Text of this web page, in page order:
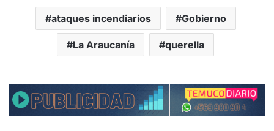
ataques incendiarios Gobierno
La Araucanía querella